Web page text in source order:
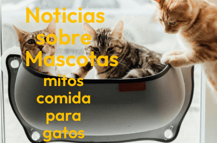
Noticias
sobre
Mascotas
mitos
comida
para
gatos